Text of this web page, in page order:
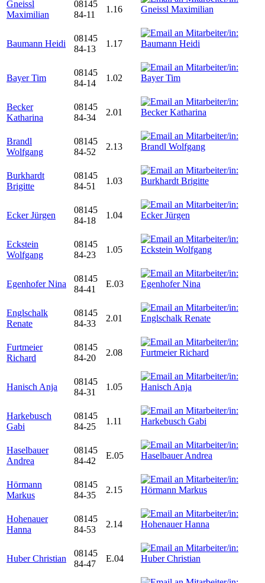
Gneissl
Maximilian
08145
84-11
1.16
Baumann Heidi
08145
84-13
1.17
Bayer Tim
08145
84-14
1.02
Becker
Katharina
08145
84-34
2.01
Brandl
Wolfgang
08145
84-52
2.13
Burkhardt
Brigitte
08145
84-51
1.03
Ecker Jürgen
08145
84-18
1.04
Eckstein
Wolfgang
08145
84-23
1.05
Egenhofer Nina
08145
84-41
E.03
Englschalk
Renate
08145
84-33
2.01
Furtmeier
Richard
08145
84-20
2.08
Hanisch Anja
08145
84-31
1.05
Harkebusch
Gabi
08145
84-25
1.11
Haselbauer
Andrea
08145
84-42
E.05
Hörmann
Markus
08145
84-35
2.15
Hohenauer
Hanna
08145
84-53
2.14
Huber Christian
08145
84-47
E.04